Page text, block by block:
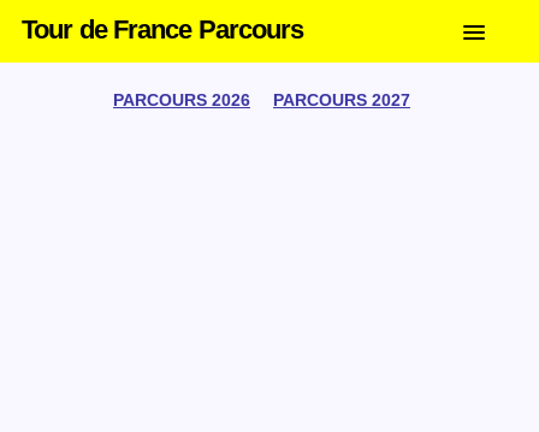
Tour de France Parcours
PARCOURS 2026 PARCOURS 2027